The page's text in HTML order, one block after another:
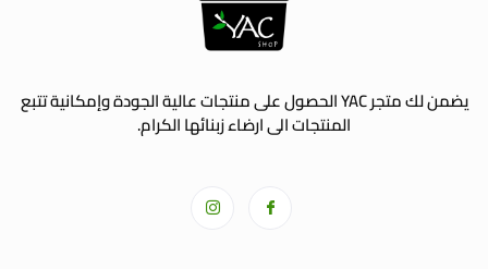
يضمن لك متجر YAC الحصول على منتجات عالية الجودة وإمكانية تتبع
المنتجات الى ارضاء زبنائها الكرام.